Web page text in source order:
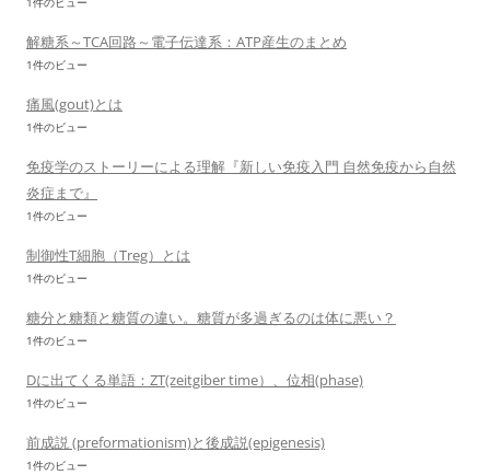
解糖系～TCA回路～電子伝達系：ATP産生のまとめ
1件のビュー
痛風(gout)とは
1件のビュー
免疫学のストーリーによる理解『新しい免疫入門 自然免疫から自然
炎症まで』
1件のビュー
制御性T細胞（Treg）とは
1件のビュー
糖分と糖類と糖質の違い。糖質が多過ぎるのは体に悪い？
1件のビュー
Dに出てくる単語：ZT(zeitgiber time）、位相(phase)
1件のビュー
前成説 (preformationism)と後成説(epigenesis)
1件のビュー